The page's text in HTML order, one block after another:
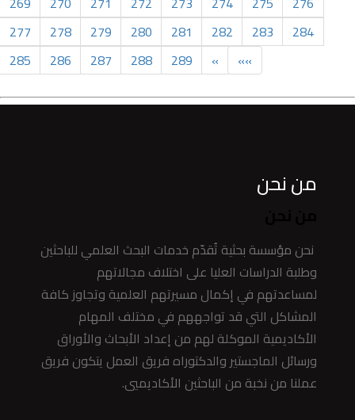
277
278 279 280 281 282 283
284
285
286 287 288 289 » »»
من نحن
نحن مؤسسة بحثية تُقدّم خدمات البحث العلمي للباحثين
وطلبة الدراسات العليا على اختلاف مجالاتهم
لمساعدتهم في إكمال مسيرتهم العلمية وتجاوز كافة
المشاكل التي قد تواجههم في مختلف المهام
الأكاديمية الموكلة لهم من إعداد الأبحاث والأوراق
ورسائل الماجستير والدكتوراه فريق العمل يتكون فريق
عملنا من نخبة من الباحثين الأكاديميي.